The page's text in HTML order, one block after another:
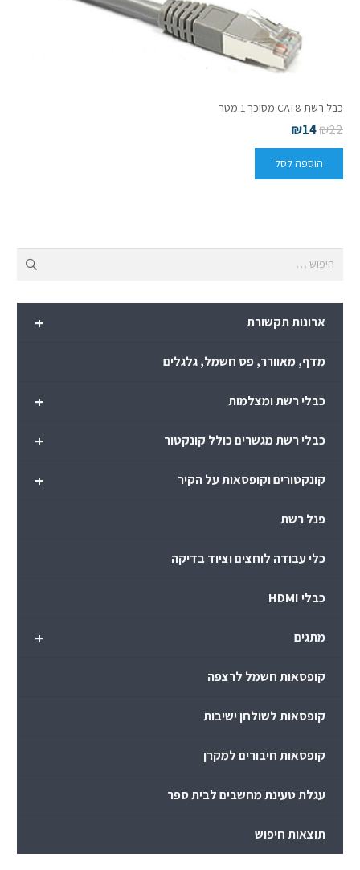
כבל רשת CAT8 מסוכך 1 מטר
₪22
₪14
הוספה לסל
+ ארונות תקשורת
מדף, מאוורר, פס חשמל, גלגלים
+ כבלי רשת ומצלמות
+ כבלי רשת מגשרים כולל קונקטור
+ קונקטורים וקופסאות על הקיר
פנל רשת
כלי עבודה לוחצים וציוד בדיקה
כבלי HDMI
+ מתגים
קופסאות חשמל לרצפה
קופסאות לשולחן ישיבות
קופסאות חיבורים למקרן
עגלת טעינת מחשבים לבית ספר
תוצאות חיפוש